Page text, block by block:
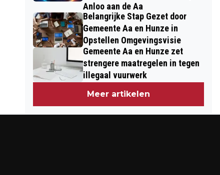
Anloo aan de Aa
Belangrijke Stap Gezet door
Gemeente Aa en Hunze in
Opstellen Omgevingsvisie
Gemeente Aa en Hunze zet
strengere maatregelen in tegen
illegaal vuurwerk
Meer artikelen